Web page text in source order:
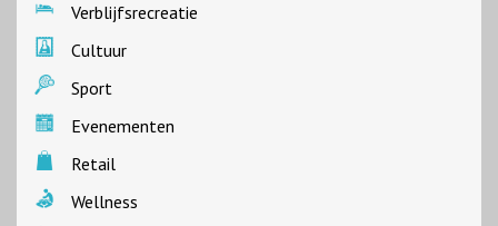
Verblijfsrecreatie
Cultuur
Sport
Evenementen
Retail
Wellness